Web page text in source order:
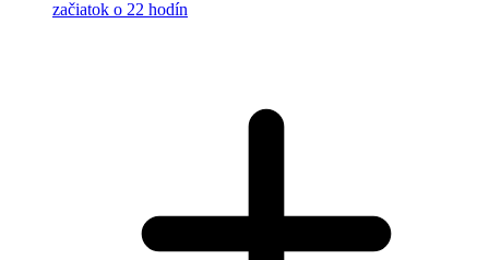
začiatok o 22 hodín